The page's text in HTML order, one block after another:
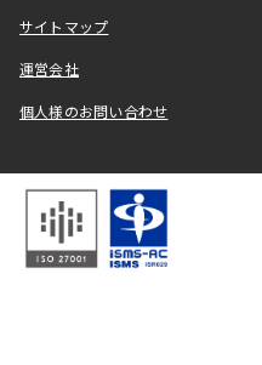
サイトマップ
運営会社
個人様のお問い合わせ